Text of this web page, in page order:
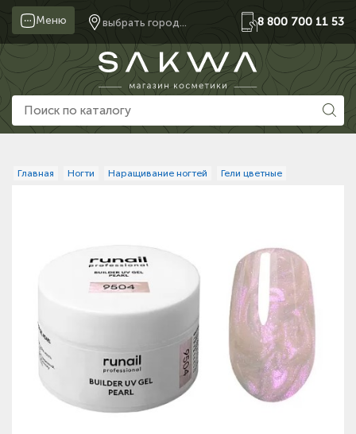
Меню выбрать город... 8 800 700 11 53
Главная Ногти Наращивание ногтей Гели цветные